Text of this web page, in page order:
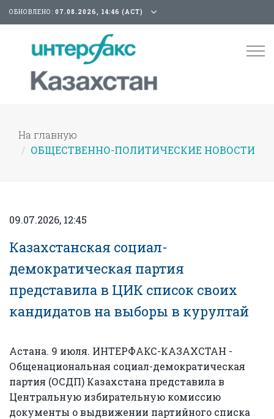
ОБНОВЛЕНО: 07.08.2026, 14:46 (АСТ)
На главную
ОБЩЕСТВЕННО-ПОЛИТИЧЕСКИЕ НОВОСТИ
09.07.2026, 12:45
Казахстанская социал-
демократическая партия
представила в ЦИК список своих
кандидатов на выборы в курултай
Астана. 9 июля. ИНТЕРФАКС-КАЗАХСТАН -
Общенациональная социал-демократическая
партия (ОСДП) Казахстана представила в
Центральную избирательную комиссию
документы о выдвижении партийного списка